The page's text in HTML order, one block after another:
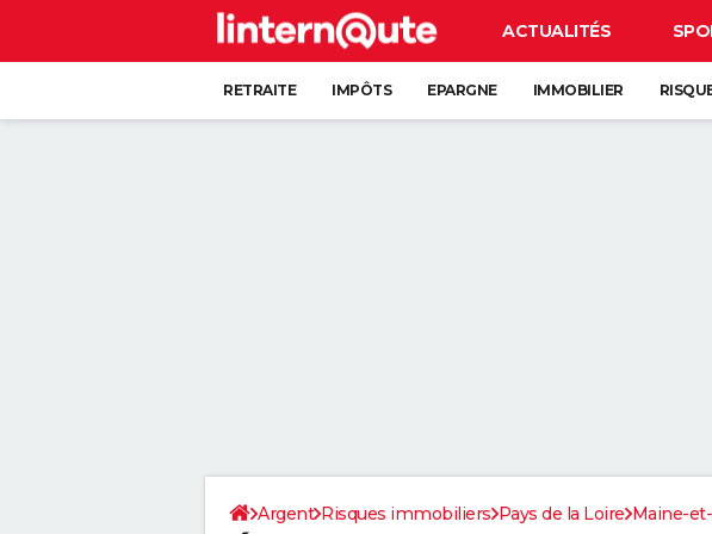
ACTUALITÉS
RETRAITE IMPÔTS EPARGNE IMMOBILIER
Argent Risques immobiliers Pays de la Loire Maine-